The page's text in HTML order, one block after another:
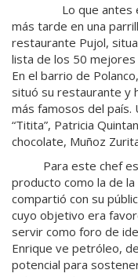
Lo que antes era
más tarde en una
restaurante Pujol,
lista de los 50
En el barrio de
situó su restaurante y
más famosos del país.
“Titita”, Patricia
chocolate, Muñoz
Para este chef es
producto como la de
compartió con su
cuyo objetivo era
servir como foro de
Enrique ve petróleo,
potencial para